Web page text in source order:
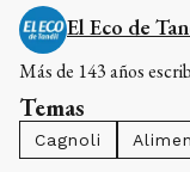
El Eco de
Más de 143 años
Temas
Cagnoli